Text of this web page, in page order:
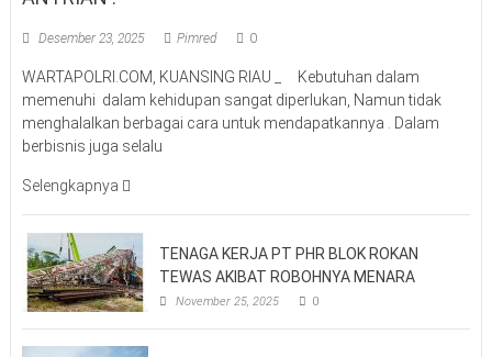
Desember 23, 2025 Pimred 0
WARTAPOLRI.COM, KUANSING RIAU _ Kebutuhan dalam
memenuhi dalam kehidupan sangat diperlukan, Namun tidak
menghalalkan berbagai cara untuk mendapatkannya . Dalam
berbisnis juga selalu
Selengkapnya
TENAGA KERJA PT PHR BLOK ROKAN
TEWAS AKIBAT ROBOHNYA MENARA
November 25, 2025 0